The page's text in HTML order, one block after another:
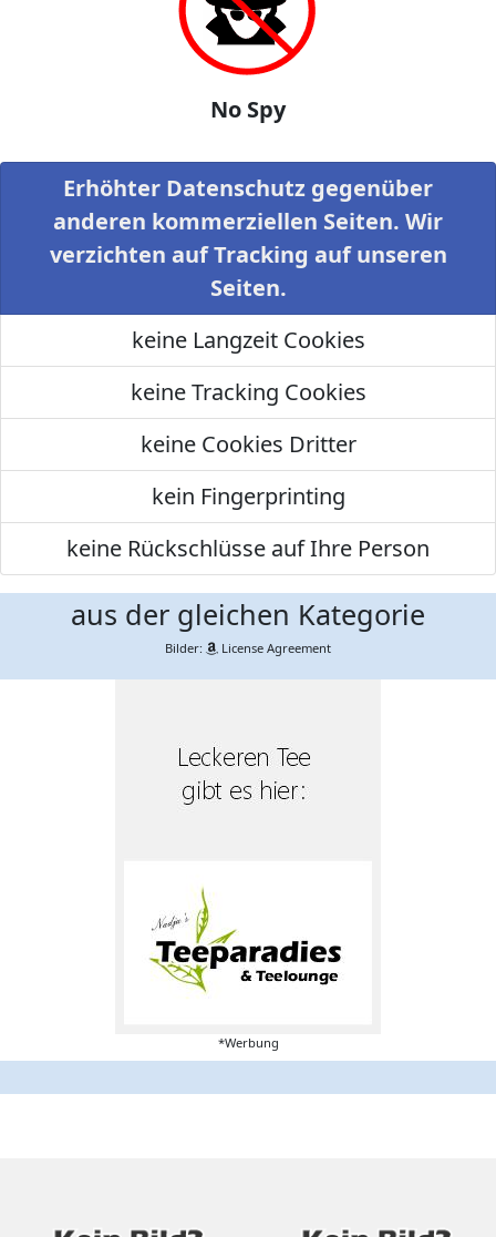
No Spy
Erhöhter Datenschutz gegenüber
anderen kommerziellen Seiten. Wir
verzichten auf Tracking auf unseren
Seiten.
keine Langzeit Cookies
keine Tracking Cookies
keine Cookies Dritter
kein Fingerprinting
keine Rückschlüsse auf Ihre Person
aus der gleichen Kategorie
Bilder: License Agreement
*Werbung